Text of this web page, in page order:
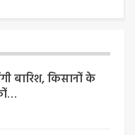
बारिश, किसानों के